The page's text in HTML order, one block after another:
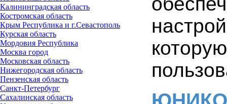
Калининградская область
Костромская область
Крым Республика и г.Севастополь
Курская область
Мордовия Республика
Москва город
Московская область
Нижегородская область
Пензенская область
Санкт-Петербург
Сахалинская область